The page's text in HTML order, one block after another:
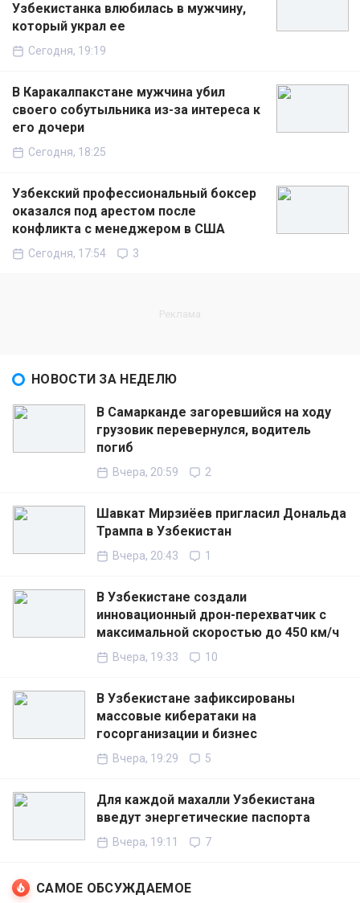
Узбекистанка влюбилась в мужчину,
который украл ее
Сегодня, 19:19
В Каракалпакстане мужчина убил
своего собутыльника из-за интереса к
его дочери
Сегодня, 18:25
Узбекский профессиональный боксер
оказался под арестом после
конфликта с менеджером в США
Сегодня, 17:54 3
НОВОСТИ ЗА НЕДЕЛЮ
В Самарканде загоревшийся на ходу
грузовик перевернулся, водитель
погиб
Вчера, 20:59 2
Шавкат Мирзиёев пригласил Дональда
Трампа в Узбекистан
Вчера, 20:43 1
В Узбекистане создали
инновационный дрон-перехватчик с
максимальной скоростью до 450 км/ч
Вчера, 19:33 10
В Узбекистане зафиксированы
массовые кибератаки на
госорганизации и бизнес
Вчера, 19:29 5
Для каждой махалли Узбекистана
введут энергетические паспорта
Вчера, 19:11 7
САМОЕ ОБСУЖДАЕМОЕ